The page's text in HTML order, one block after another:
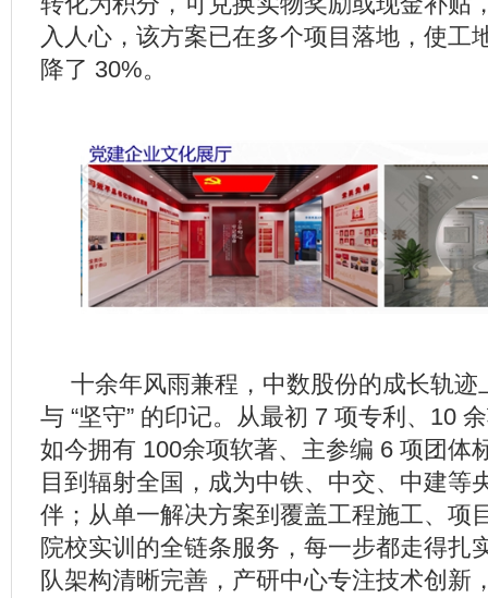
入人心，该方案已在多个项目落地，使工
降了 30%。
十余年风雨兼程，中数股份的成长轨迹
与 “坚守” 的印记。从最初 7 项专利、10
如今拥有 100余项软著、主参编 6 项团体
目到辐射全国，成为中铁、中交、中建等
伴；从单一解决方案到覆盖工程施工、项
院校实训的全链条服务，每一步都走得扎
队架构清晰完善，产研中心专注技术创新